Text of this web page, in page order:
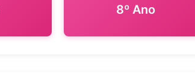
8º Ano